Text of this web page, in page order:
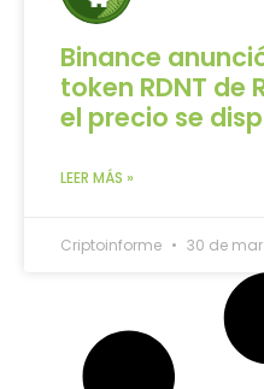
Binance
token RDNT de
el precio se
LEER MÁS »
Criptoinforme 30 de